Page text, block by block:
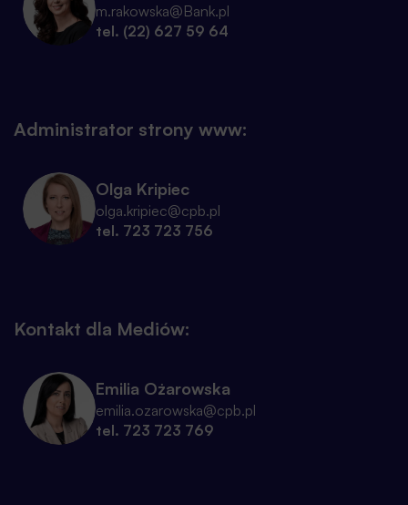
m.rakowska@Bank.pl
tel. (22) 627 59 64
Administrator strony www:
Olga Kripiec
olga.kripiec@cpb.pl
tel. 723 723 756
Kontakt dla Mediów:
Emilia Ożarowska
emilia.ozarowska@cpb.pl
tel. 723 723 769